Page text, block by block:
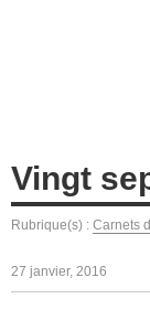
Vingt
Rubrique(s) : Carnets
27 janvier, 2016